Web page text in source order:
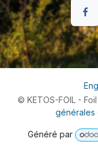
© KETOS-FOIL -
générales
Généré par